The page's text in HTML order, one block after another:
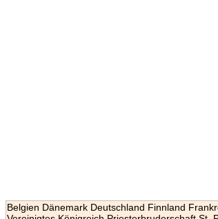
Belgien Dänemark Deutschland Finnland